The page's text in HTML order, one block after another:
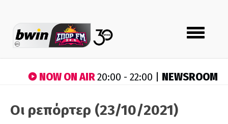
Toggle
navigation
NOW ON AIR20:00 - 22:00 | NEWSROOM
Οι ρεπόρτερ (23/10/2021)